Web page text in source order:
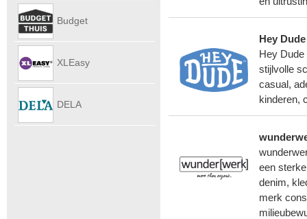
Hey
Hey
stijlvolle
casual,
kinderen,
een
denim,
merk
Budget
XLEasy
DELA